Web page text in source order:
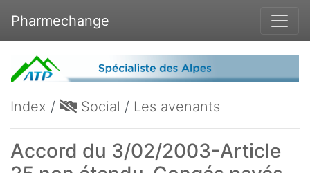
Pharmechange
Index / Social / Les avenants
Accord du 3/02/2003-Article